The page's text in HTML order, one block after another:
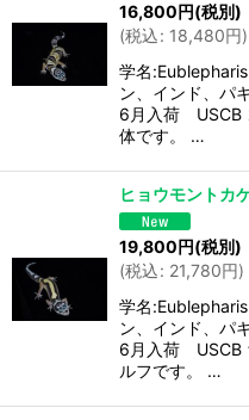
16,800円(税別)
(税込: 18,480円)
学名
ン、インド、パ
6月入荷 USCB
体です。 …
ヒョウモントカ
19,800円(税別)
(税込: 21,780円)
学名
ン、インド、パ
6月入荷 USCB
ルフです。 …